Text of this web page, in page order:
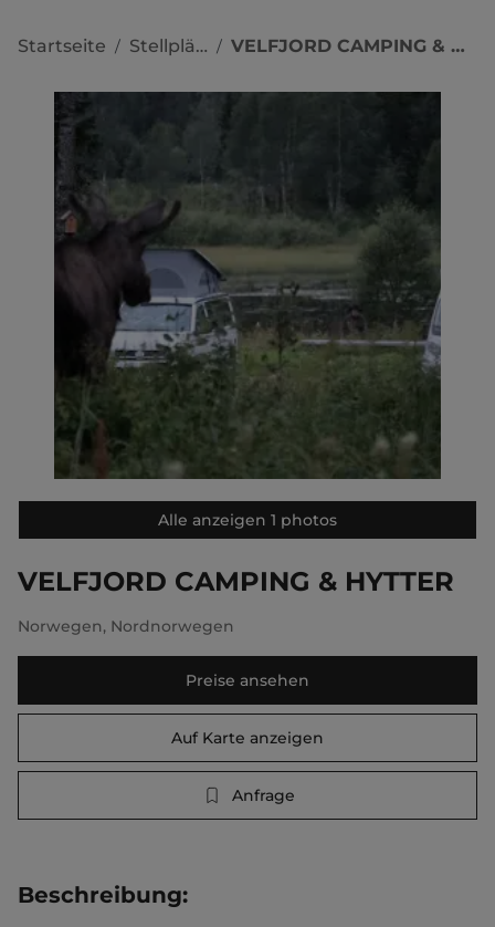
Startseite / Stellplätze / VELFJORD CAMPING & HYTTER
Alle anzeigen 1 photos
VELFJORD CAMPING & HYTTER
Norwegen, Nordnorwegen
Preise ansehen
Auf Karte anzeigen
Anfrage
Beschreibung: